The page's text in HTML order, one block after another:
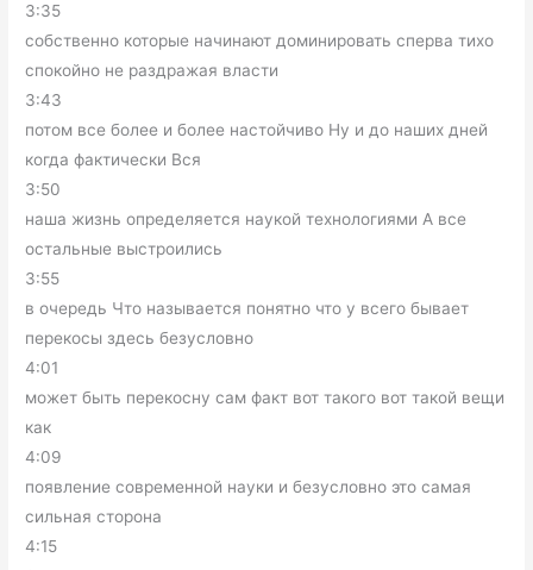
3:35
собственно которые начинают доминировать сперва тихо
спокойно не раздражая власти
3:43
потом все более и более настойчиво Ну и до наших дней
когда фактически Вся
3:50
наша жизнь определяется наукой технологиями А все
остальные выстроились
3:55
в очередь Что называется понятно что у всего бывает
перекосы здесь безусловно
4:01
может быть перекосну сам факт вот такого вот такой вещи
как
4:09
появление современной науки и безусловно это самая
сильная сторона
4:15